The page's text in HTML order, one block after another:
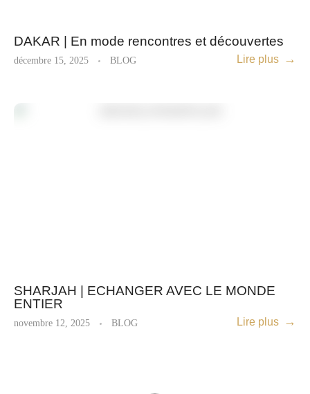
DAKAR | En mode rencontres et découvertes
décembre 15, 2025 BLOG Lire plus
SHARJAH | ECHANGER AVEC LE MONDE
ENTIER
novembre 12, 2025 BLOG Lire plus